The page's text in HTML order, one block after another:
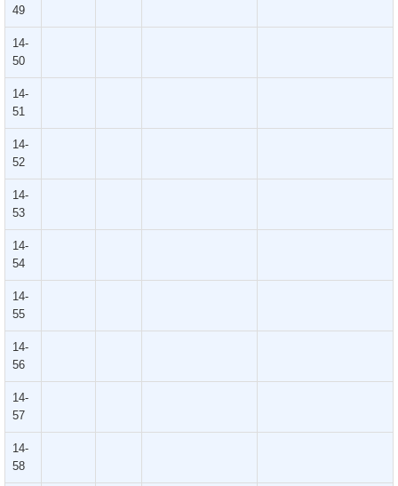
49
14-
50
14-
51
14-
52
14-
53
14-
54
14-
55
14-
56
14-
57
14-
58